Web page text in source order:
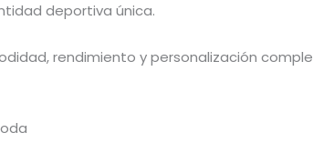
deportiva única.
rendimiento y personalización